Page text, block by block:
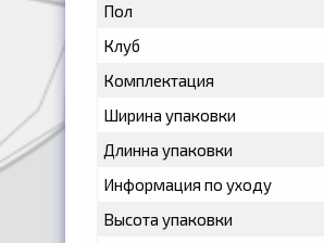
Пол
Клуб
Комплектация
Ширина упаковки
Длинна упаковки
Информация по уходу
Высота упаковки